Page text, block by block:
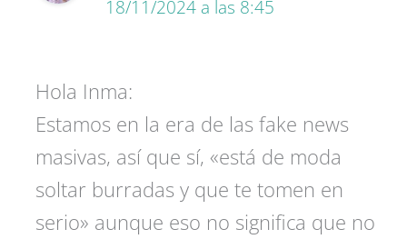
18/11/2024 a las 8:45
Hola Inma:
Estamos en la era de las fake news
masivas, así que sí, «está de moda
soltar burradas y que te tomen en
serio» aunque eso no significa que no